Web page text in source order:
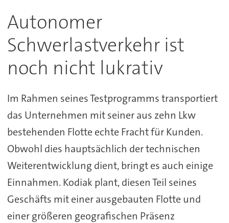
Autonomer
Schwerlastverkehr ist
noch nicht lukrativ
Im Rahmen seines Testprogramms transportiert
das Unternehmen mit seiner aus zehn Lkw
bestehenden Flotte echte Fracht für Kunden.
Obwohl dies hauptsächlich der technischen
Weiterentwicklung dient, bringt es auch einige
Einnahmen. Kodiak plant, diesen Teil seines
Geschäfts mit einer ausgebauten Flotte und
einer größeren geografischen Präsenz